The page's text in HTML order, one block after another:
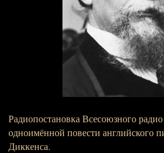
Радиопостановка Всесоюзного
одноимённой повести английского
Диккенса.